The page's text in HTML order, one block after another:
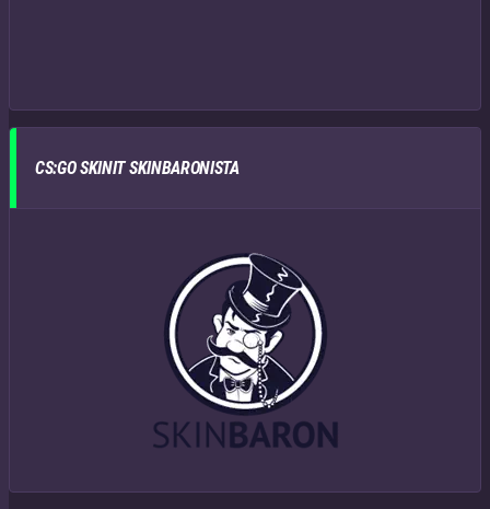
CS:GO SKINIT SKINBARONISTA